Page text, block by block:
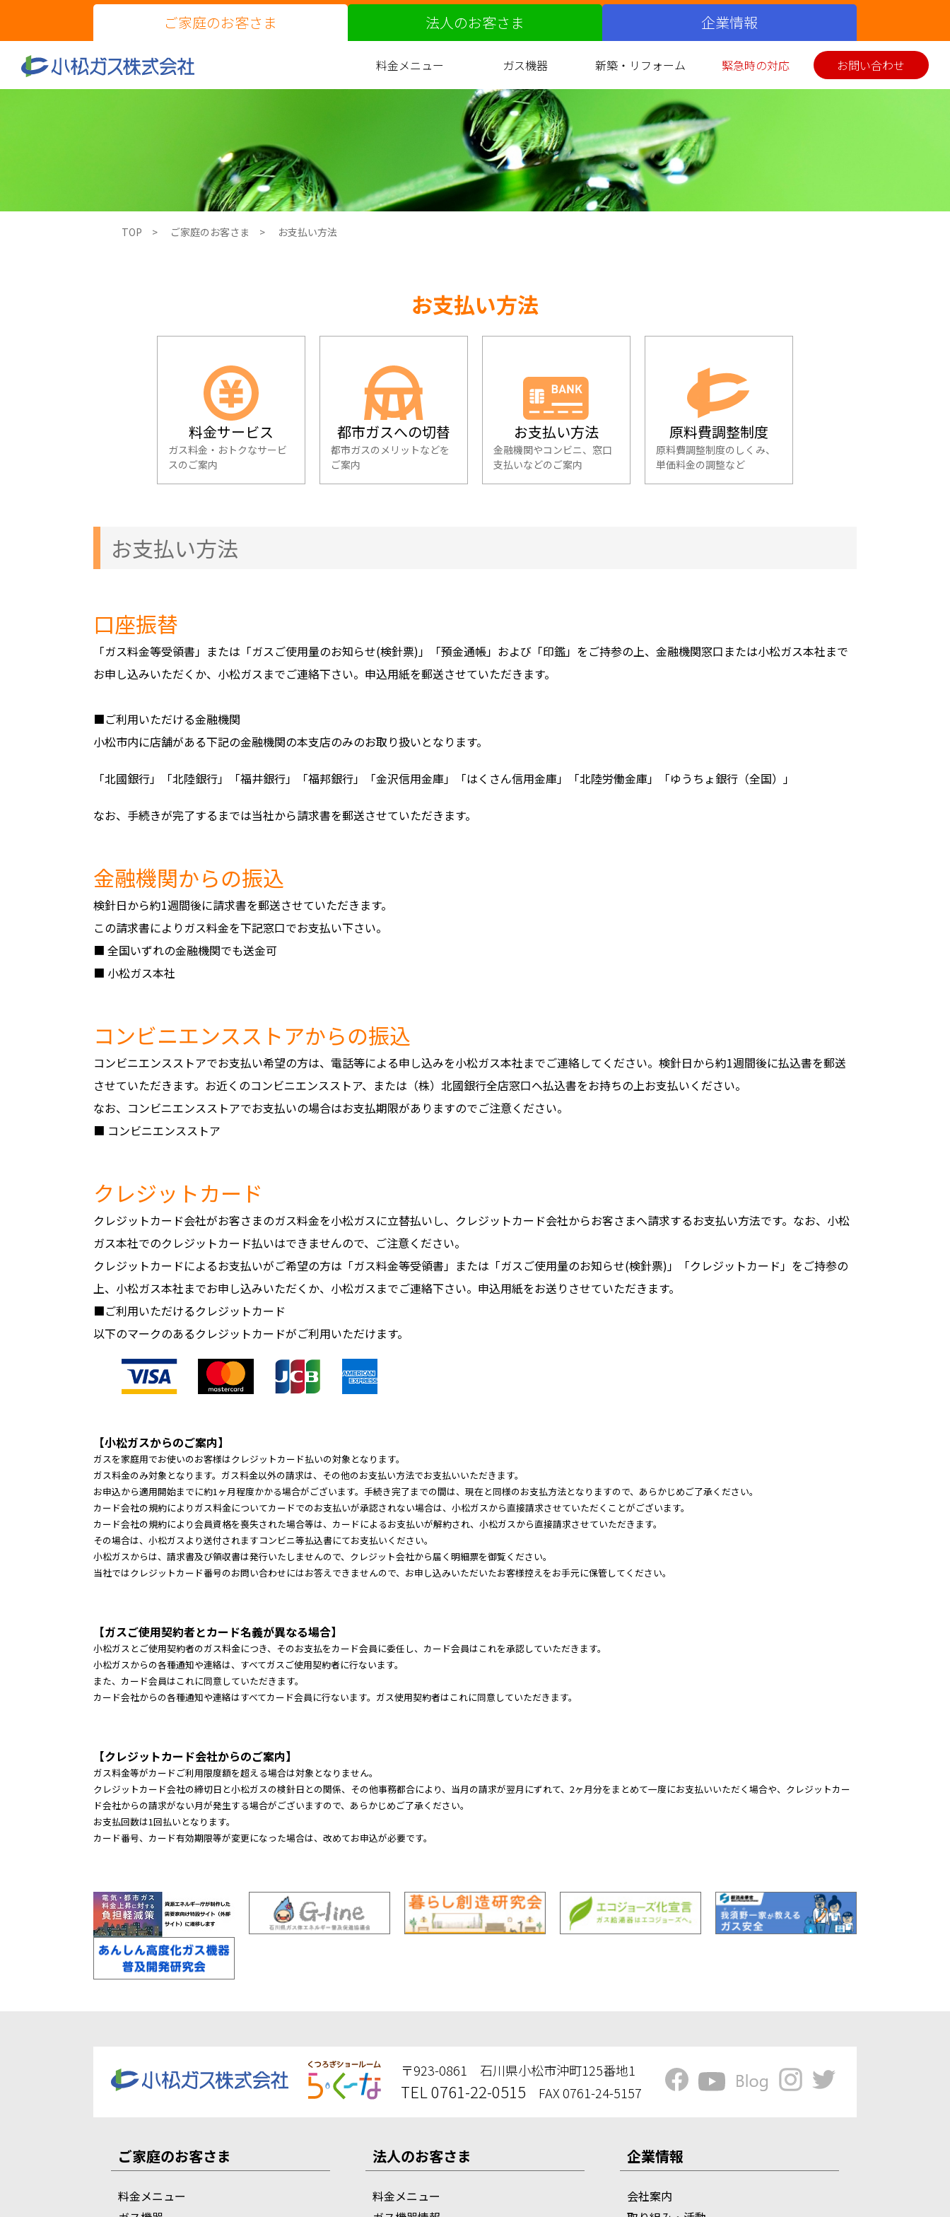
ご家庭のお客さま 法人のお客さま 企業情報
料金メニュー
都市ガスへの切り替え
ガス料金改定の届出について
ガス機器
キッチン
リビング
バスルーム
ガス衣類乾燥機
新築・リフォーム
美味しい料理
ガス衣類乾燥機
マイホーム発電
環境性
光熱費シミュレーション
お客さまの声
緊急時の対応 お問い合わせ
TOP ご家庭のお客さま お支払い方法
お支払い方法
料金サービス
ガス料金・おトクなサービ
スのご案内
都市ガスへの切替
都市ガスのメリットなどを
ご案内
お支払い方法
金融機関やコンビニ、窓口
支払いなどのご案内
原料費調整制度
原料費調整制度のしくみ、
単価料金の調整など
お支払い方法
口座振替
「ガス料金等受領書」または「ガスご使用量のお知らせ(検針票)」「預金通帳」および「印鑑」をご持参の上、金融機関窓口または小松ガス本社まで
お申し込みいただくか、小松ガスまでご連絡下さい。申込用紙を郵送させていただきます。
■ご利用いただける金融機関
小松市内に店舗がある下記の金融機関の本支店のみのお取り扱いとなります。
「北國銀行」「北陸銀行」「福井銀行」「福邦銀行」「金沢信用金庫」「はくさん信用金庫」「北陸労働金庫」「ゆうちょ銀行（全国）」
なお、手続きが完了するまでは当社から請求書を郵送させていただきます。
金融機関からの振込
検針日から約1週間後に請求書を郵送させていただきます。
この請求書によりガス料金を下記窓口でお支払い下さい。
■ 全国いずれの金融機関でも送金可
■ 小松ガス本社
コンビニエンスストアからの振込
コンビニエンスストアでお支払い希望の方は、電話等による申し込みを小松ガス本社までご連絡してください。検針日から約1週間後に払込書を郵送
させていただきます。お近くのコンビニエンスストア、または（株）北國銀行全店窓口へ払込書をお持ちの上お支払いください。
なお、コンビニエンスストアでお支払いの場合はお支払期限がありますのでご注意ください。
■ コンビニエンスストア
クレジットカード
クレジットカード会社がお客さまのガス料金を小松ガスに立替払いし、クレジットカード会社からお客さまへ請求するお支払い方法です。なお、小松
ガス本社でのクレジットカード払いはできませんので、ご注意ください。
クレジットカードによるお支払いがご希望の方は「ガス料金等受領書」または「ガスご使用量のお知らせ(検針票)」「クレジットカード」をご持参の
上、小松ガス本社までお申し込みいただくか、小松ガスまでご連絡下さい。申込用紙をお送りさせていただきます。
■ご利用いただけるクレジットカード
以下のマークのあるクレジットカードがご利用いただけます。
【小松ガスからのご案内】
ガスを家庭用でお使いのお客様はクレジットカード払いの対象となります。
ガス料金のみ対象となります。ガス料金以外の請求は、その他のお支払い方法でお支払いいただきます。
お申込から適用開始までに約1ヶ月程度かかる場合がございます。手続き完了までの間は、現在と同様のお支払方法となりますので、あらかじめご了承ください。
カード会社の規約によりガス料金についてカードでのお支払いが承認されない場合は、小松ガスから直接請求させていただくことがございます。
カード会社の規約により会員資格を喪失された場合等は、カードによるお支払いが解約され、小松ガスから直接請求させていただきます。
その場合は、小松ガスより送付されますコンビニ等払込書にてお支払いください。
小松ガスからは、請求書及び領収書は発行いたしませんので、クレジット会社から届く明細票を御覧ください。
当社ではクレジットカード番号のお問い合わせにはお答えできませんので、お申し込みいただいたお客様控えをお手元に保管してください。
【ガスご使用契約者とカード名義が異なる場合】
小松ガスとご使用契約者のガス料金につき、そのお支払をカード会員に委任し、カード会員はこれを承認していただきます。
小松ガスからの各種通知や連絡は、すべてガスご使用契約者に行ないます。
また、カード会員はこれに同意していただきます。
カード会社からの各種通知や連絡はすべてカード会員に行ないます。ガス使用契約者はこれに同意していただきます。
【クレジットカード会社からのご案内】
ガス料金等がカードご利用限度額を超える場合は対象となりません。
クレジットカード会社の締切日と小松ガスの検針日との関係、その他事務都合により、当月の請求が翌月にずれて、2ヶ月分をまとめて一度にお支払いいただく場合や、クレジットカー
ド会社からの請求がない月が発生する場合がございますので、あらかじめご了承ください。
お支払回数は1回払いとなります。
カード番号、カード有効期限等が変更になった場合は、改めてお申込が必要です。
〒923-0861 石川県小松市沖町125番地1
TEL 0761-22-0515 FAX 0761-24-5157
ご家庭のお客さま
料金メニュー
法人のお客さま
料金メニュー
企業情報
会社案内